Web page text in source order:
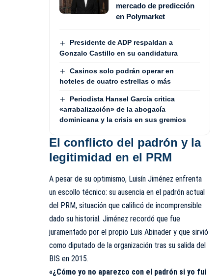
mercado de predicción
en Polymarket
Presidente de ADP respaldan a
Gonzalo Castillo en su candidatura
Casinos solo podrán operar en
hoteles de cuatro estrellas o más
Periodista Hansel García critica
«arrabalización» de la abogacía
dominicana y la crisis en sus gremios
El conflicto del padrón y la
legitimidad en el PRM
A pesar de su optimismo, Luisín Jiménez enfrenta
un escollo técnico: su ausencia en el padrón actual
del PRM, situación que calificó de incomprensible
dado su historial. Jiménez recordó que fue
juramentado por el propio Luis Abinader y que sirvió
como diputado de la organización tras su salida del
BIS en 2015.
«¿Cómo yo no aparezco con el padrón si yo fui